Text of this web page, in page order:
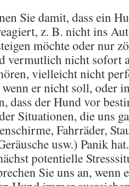
Sie damit, dass ein
z. B. nicht ins
möchte oder nur
vermutlich nicht sofort
vielleicht nicht
er nicht soll, oder
dass der Hund vor
Situationen, die uns
Fahrräder,
usw.) Panik
potentielle
Sie uns an, wenn